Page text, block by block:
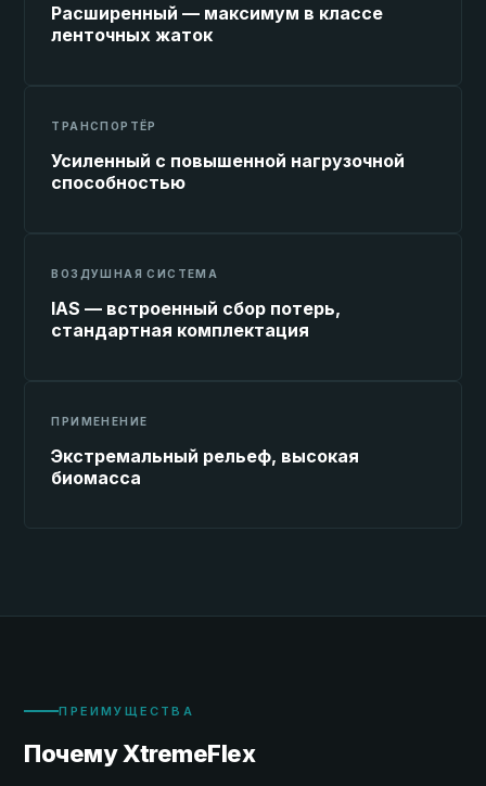
Расширенный — максимум в классе
ленточных жаток
ТРАНСПОРТЁР
Усиленный с повышенной нагрузочной
способностью
ВОЗДУШНАЯ СИСТЕМА
IAS — встроенный сбор потерь,
стандартная комплектация
ПРИМЕНЕНИЕ
Экстремальный рельеф, высокая
биомасса
ПРЕИМУЩЕСТВА
Почему XtremeFlex